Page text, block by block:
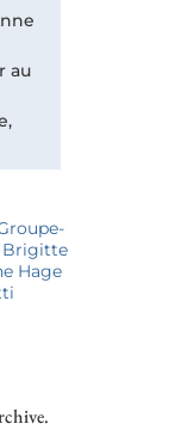
au
Brigitte
Hage